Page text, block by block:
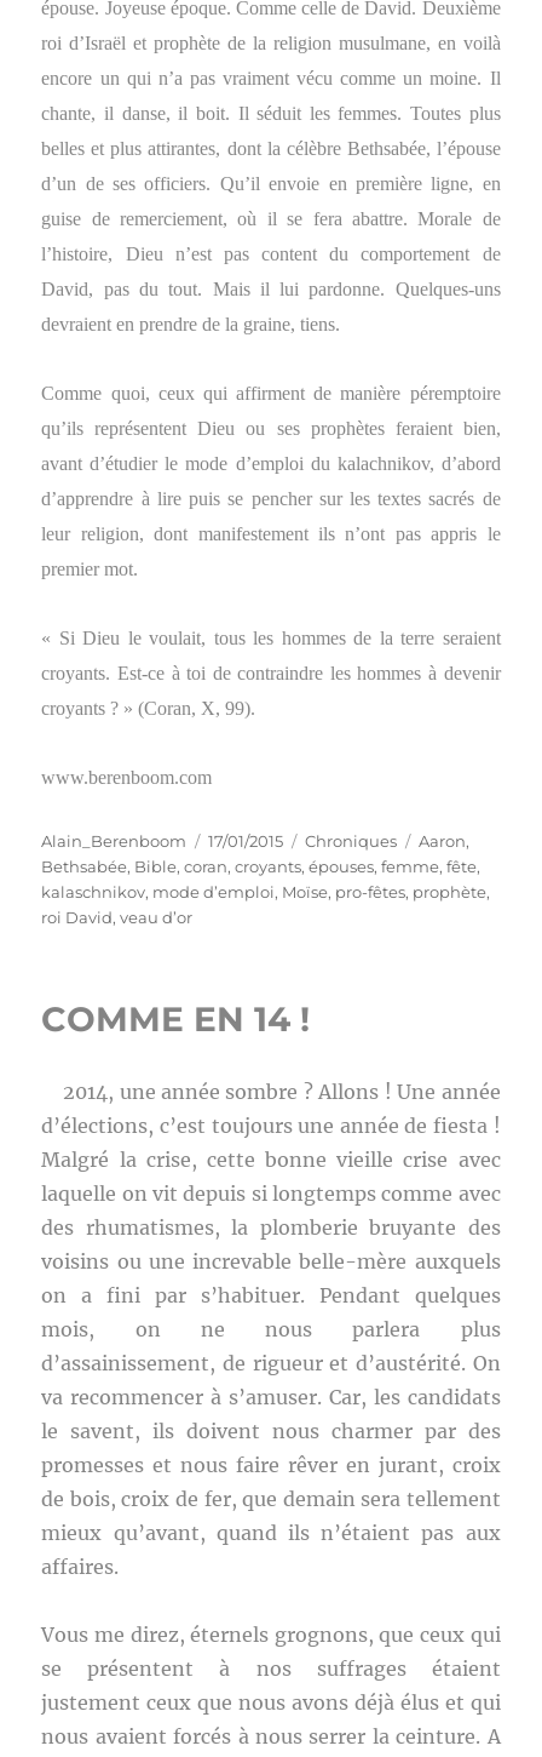
épouse. Joyeuse époque. Comme celle de David. Deuxième
roi d’Israël et prophète de la religion musulmane, en voilà
encore un qui n’a pas vraiment vécu comme un moine. Il
chante, il danse, il boit. Il séduit les femmes. Toutes plus
belles et plus attirantes, dont la célèbre Bethsabée, l’épouse
d’un de ses officiers. Qu’il envoie en première ligne, en
guise de remerciement, où il se fera abattre. Morale de
l’histoire, Dieu n’est pas content du comportement de
David, pas du tout. Mais il lui pardonne. Quelques-uns
devraient en prendre de la graine, tiens.
Comme quoi, ceux qui affirment de manière péremptoire
qu’ils représentent Dieu ou ses prophètes feraient bien,
avant d’étudier le mode d’emploi du kalachnikov, d’abord
d’apprendre à lire puis se pencher sur les textes sacrés de
leur religion, dont manifestement ils n’ont pas appris le
premier mot.
« Si Dieu le voulait, tous les hommes de la terre seraient
croyants. Est-ce à toi de contraindre les hommes à devenir
croyants ? » (Coran, X, 99).
www.berenboom.com
Auteur
Alain_Berenboom
Publié
le
17/01/2015 Catégories
Chroniques Étiquettes
Aaron,
Bethsabée, Bible,coran,croyants,épouses,femme,fête,
kalaschnikov, mode d’emploi, Moïse, pro-fêtes, prophète,
roi David,veau d’or
COMME EN 14 !
2014, une année sombre ? Allons ! Une année
d’élections, c’est toujours une année de fiesta !
Malgré la crise, cette bonne vieille crise avec
laquelle on vit depuis si longtemps comme avec
des rhumatismes, la plomberie bruyante des
voisins ou une increvable belle-mère auxquels
on a fini par s’habituer. Pendant quelques
mois, on ne nous parlera plus
d’assainissement, de rigueur et d’austérité. On
va recommencer à s’amuser. Car, les candidats
le savent, ils doivent nous charmer par des
promesses et nous faire rêver en jurant, croix
de bois, croix de fer, que demain sera tellement
mieux qu’avant, quand ils n’étaient pas aux
affaires.
Vous me direz, éternels grognons, que ceux qui
se présentent à nos suffrages étaient
justement ceux que nous avons déjà élus et qui
nous avaient forcés à nous serrer la ceinture. A